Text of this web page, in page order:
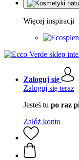
Więcej inspiracji
Zaloguj się
Zaloguj się teraz
Jesteś tu po raz
Załóż konto